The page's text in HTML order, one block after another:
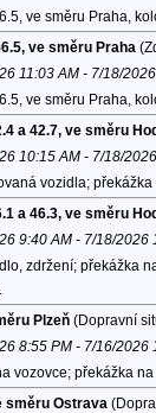
ve směru Praha,
ve směru Praha
11:03 AM - 7/18/
ve směru Praha,
a 42.7, ve směru
10:15 AM - 7/18/
vozidla;
a 46.3, ve směru
9:40 AM - 7/18/2026
zdržení; překážka
Plzeň(Dopravní
8:55 PM - 7/16/2026
vozovce; překážka
směru Ostrava